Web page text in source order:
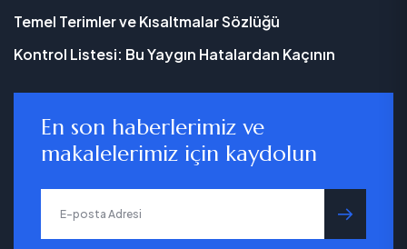
Temel Terimler ve Kısaltmalar Sözlüğü
Kontrol Listesi: Bu Yaygın Hatalardan Kaçının
En son haberlerimiz ve
makalelerimiz için kaydolun
gönder